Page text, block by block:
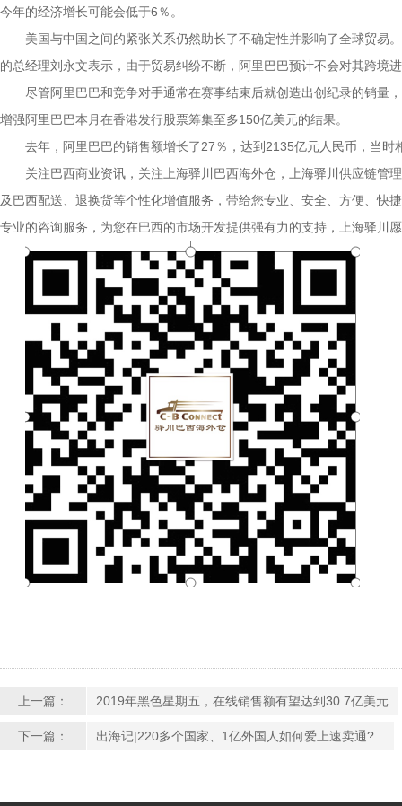
今年的经济增长可能会低于6％。
美国与中国之间的紧张关系仍然助长了不确定性并影响了全球贸易
的总经理刘永文表示，由于贸易纠纷不断，阿里巴巴预计不会对其跨境
尽管阿里巴巴和竞争对手通常在赛事结束后就创造出创纪录的销量
增强阿里巴巴本月在香港发行股票筹集至多150亿美元的结果。
去年，阿里巴巴的销售额增长了27％，达到2135亿元人民币，当
关注巴西商业资讯，关注上海驿川巴西海外仓，上海驿川供应链管
及巴西配送、退换货等个性化增值服务，带给您专业、安全、方便、快
专业的咨询服务，为您在巴西的市场开发提供强有力的支持，上海驿川
上一篇： 2019年黑色星期五，在线销售额有望达到30.7亿美元
下一篇： 出海记|220多个国家、1亿外国人如何爱上速卖通?